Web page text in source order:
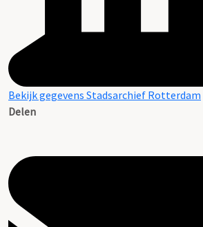
Bekijk gegevens Stadsarchief Rotterdam
Delen